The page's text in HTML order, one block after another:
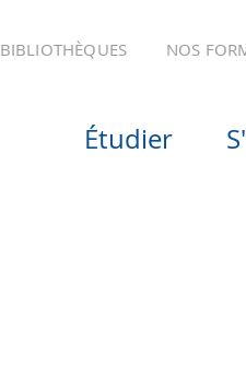
BIBLIOTHÈQUES NOS
Étudier